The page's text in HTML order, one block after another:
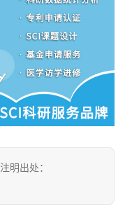
明出处：